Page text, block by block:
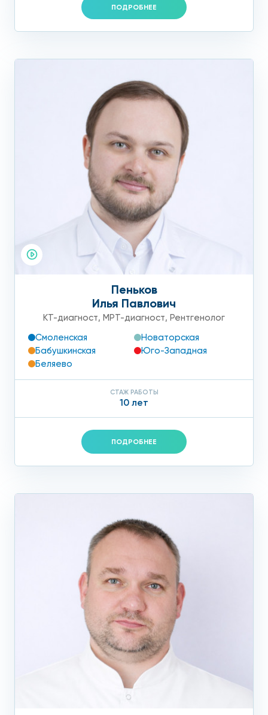
ПОДРОБНЕЕ
Пеньков
Илья Павлович
КТ-диагност, МРТ-диагност, Рентгенолог
Смоленская
Новаторская
Бабушкинская
Юго-Западная
Беляево
СТАЖ РАБОТЫ
10 лет
ПОДРОБНЕЕ